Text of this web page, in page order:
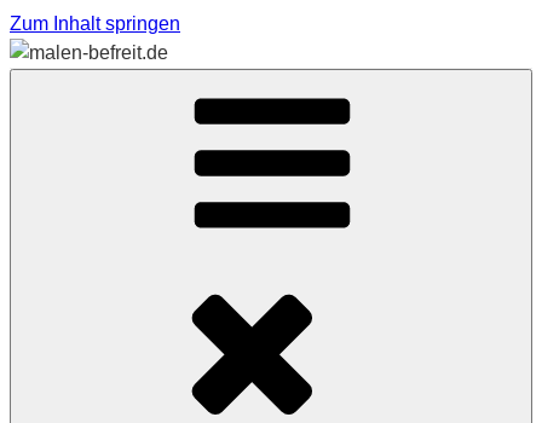
Zum Inhalt springen
MALEN-BEFREIT.DE
Sabine Feickert – Atelier für begleitetes Malen